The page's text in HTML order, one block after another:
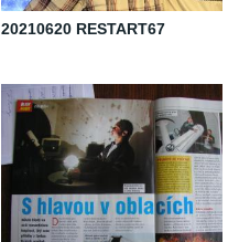
20210620 RESTART67